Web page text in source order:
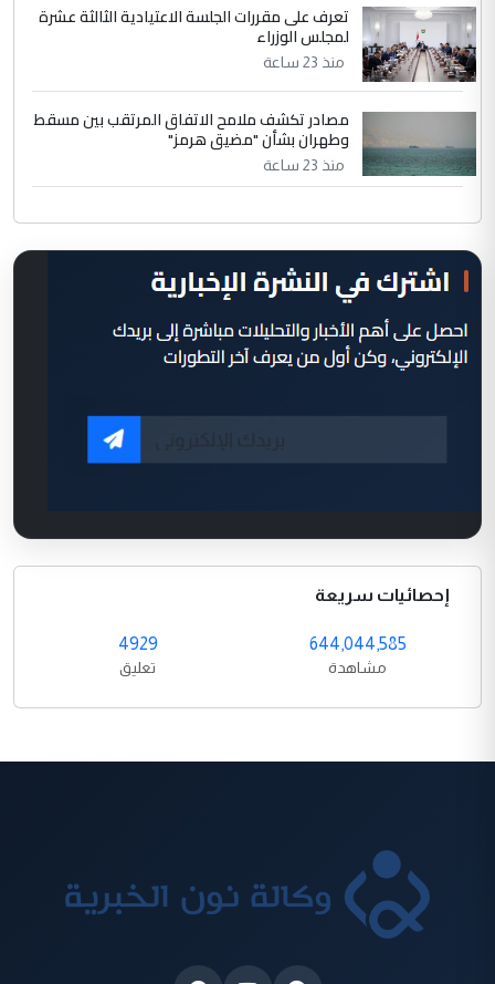
تعرف على مقررات الجلسة الاعتيادية الثالثة عشرة
لمجلس الوزراء
منذ 23 ساعة
مصادر تكشف ملامح الاتفاق المرتقب بين مسقط
وطهران بشأن "مضيق هرمز"
منذ 23 ساعة
إحصائيات سريعة
644,044,585
مشاهدة
4929
تعليق